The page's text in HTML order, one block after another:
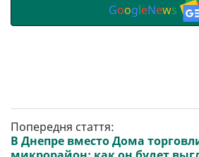
GoogleNews
Попередня стаття:
В Днепре вместо Дома